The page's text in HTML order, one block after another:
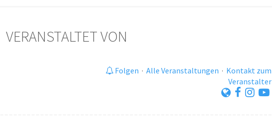
VERANSTALTET VON
Folgen · Alle Veranstaltungen · Kontakt zum
Veranstalter